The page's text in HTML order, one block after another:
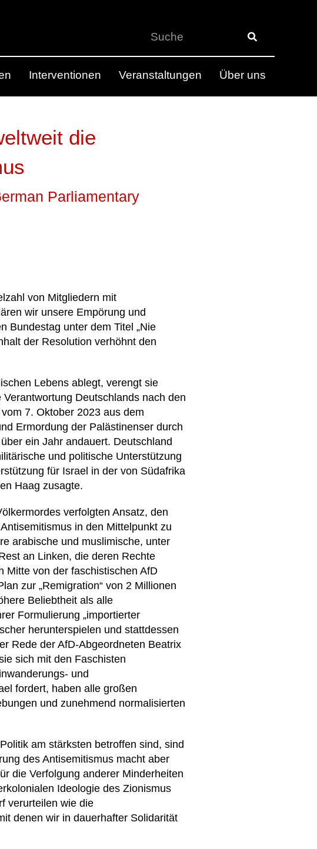
Interventionen Veranstaltungen Über uns
die
Parliamentary
von Mitgliedern mit
wir unsere Empörung und
Bundestag unter dem Titel „Nie
der Resolution verhöhnt den
Lebens ablegt, verengt sie
Deutschlands nach den
7. Oktober 2023 aus dem
Ermordung der Palästinenser durch
ein Jahr andauert. Deutschland
und politische Unterstützung
für Israel in der von Südafrika
Haag zusagte.
verfolgten Ansatz, den
in den Mittelpunkt zu
arabische und muslimische, unter
an Linken, die deren Rechte
Mitte von der faschistischen AfD
zur „Remigration“ von 2 Millionen
Beliebtheit als alle
Formulierung „importierter
herunterspielen und stattdessen
Rede der AfD-Abgeordneten Beatrix
sich mit den Faschisten
und
fordert, haben alle großen
und zunehmend normalisierten
am stärksten betroffen sind, sind
des Antisemitismus macht aber
die Verfolgung anderer Minderheiten
Ideologie des Zionismus
verurteilen wie die
denen wir in dauerhafter Solidarität